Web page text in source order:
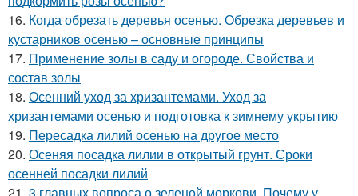
16. Когда обрезать деревья осенью. Обрезка деревьев и
кустарников осенью – основные принципы
17. Применение золы в саду и огороде. Свойства и
состав золы
18. Осенний уход за хризантемами. Уход за
хризантемами осенью и подготовка к зимнему укрытию
19. Пересадка лилий осенью на другое место
20. Осеняя посадка лилии в открытый грунт. Сроки
осенней посадки лилий